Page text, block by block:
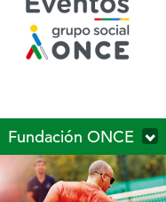
Fundación ONCE